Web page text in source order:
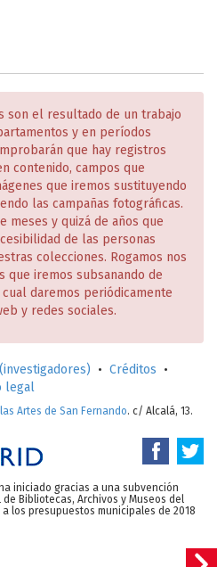
son el resultado de un trabajo
y en períodos
que hay registros
contenido, campos que
que iremos sustituyendo
las campañas fotográficas.
meses y quizá de años que
de las personas
colecciones. Rogamos nos
que iremos subsanando de
daremos periódicamente
y redes sociales.
• Créditos •
legal
Artes de San Fernando. c/ Alcalá, 13.
iniciado gracias a una subvención
Bibliotecas, Archivos y Museos del
los presupuestos municipales de 2018